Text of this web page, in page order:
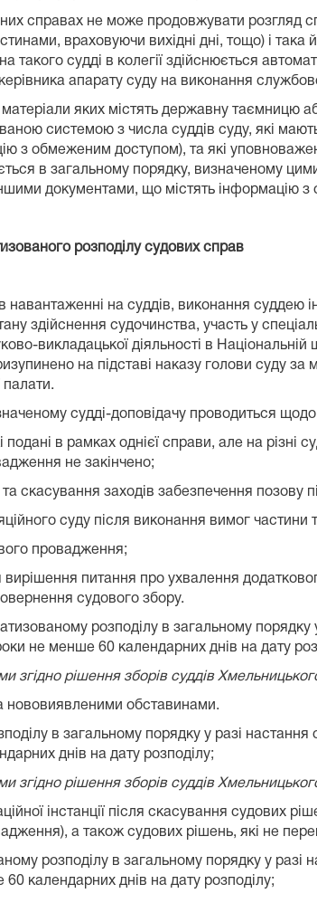
справах не може продовжувати розгляд
враховуючи вихідні дні, тощо) і
такого судді в колегії здійснюється
апарату суду на виконання
матеріали яких містять державну
системою з числа суддів суду, які
з обмеженим доступом), та які
в загальному порядку, визначеному
документами, що містять інформацію
розподілу судових справ
навантаженні на суддів, виконання суддею
здійснення судочинства, участь у
викладацької діяльності в
на підставі наказу голови суду
палати.
судді-доповідачу проводиться
подані в рамках однієї справи, але на
не закінчено;
скасування заходів забезпечення позову
суду після виконання вимог частини
провадження;
питання про ухвалення
судового збору.
розподілу в загальному
не менше 60 календарних днів на дату
згідно рішення зборів суддів
нововиявленими обставинами.
в загальному порядку у разі
днів на дату розподілу;
згідно рішення зборів суддів
інстанції після скасування судових
а також судових рішень, які не
розподілу в загальному порядку у
календарних днів на дату розподілу;